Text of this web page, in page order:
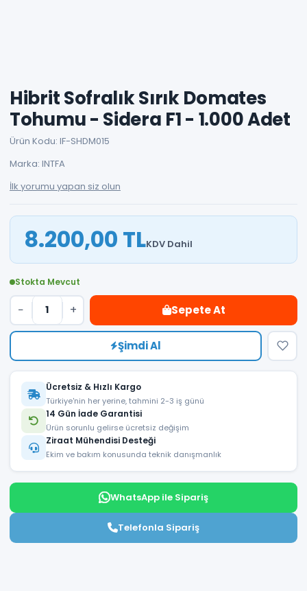
Hibrit Sofralık Sırık Domates
Tohumu - Sidera F1 - 1.000 Adet
Ürün Kodu: IF-SHDM015
Marka: INTFA
İlk yorumu yapan siz olun
8.200,00 TLKDV Dahil
Stokta Mevcut
− + Sepete At
Şimdi Al
Ücretsiz & Hızlı Kargo
Türkiye'nin her yerine, tahmini 2-3 iş günü
14 Gün İade Garantisi
Ürün sorunlu gelirse ücretsiz değişim
Ziraat Mühendisi Desteği
Ekim ve bakım konusunda teknik danışmanlık
WhatsApp ile Sipariş
Telefonla Sipariş